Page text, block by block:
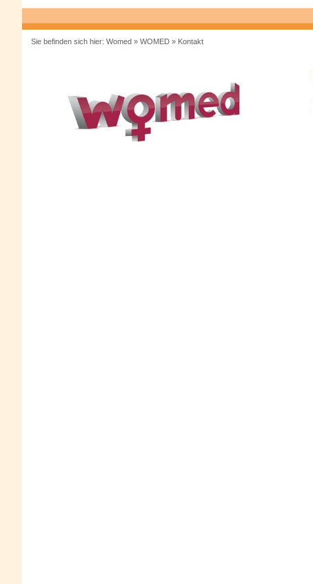
Sie befinden sich hier: Womed» WOMED» Kontakt